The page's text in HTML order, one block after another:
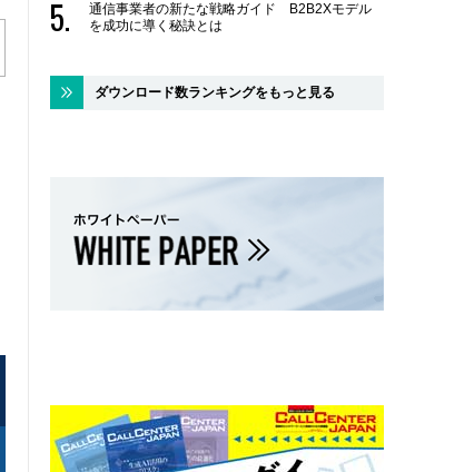
通信事業者の新たな戦略ガイド B2B2Xモデル
を成功に導く秘訣とは
ダウンロード数ランキングをもっと見る